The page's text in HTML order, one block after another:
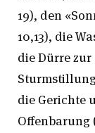
19), den
10,13), die
die Dürre zur
die Gerichte
Offenbarung